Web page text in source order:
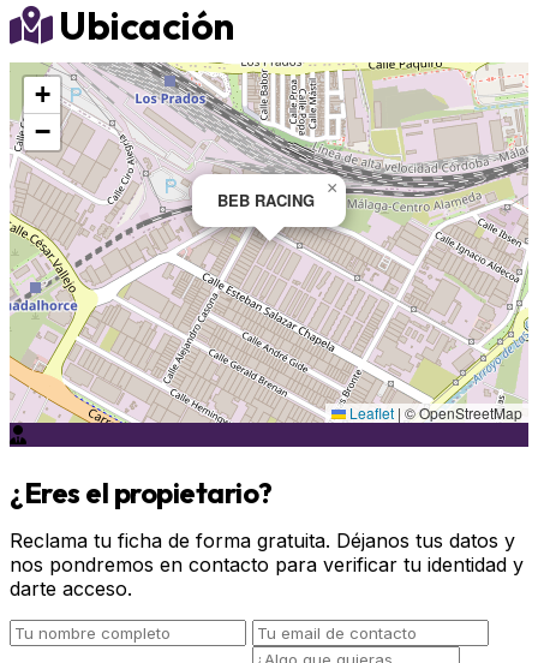
Ubicación
BEB RACING
×
+
−
Leaflet | © OpenStreetMap
¿Eres el propietario?
Reclama tu ficha de forma gratuita. Déjanos tus datos y
nos pondremos en contacto para verificar tu identidad y
darte acceso.